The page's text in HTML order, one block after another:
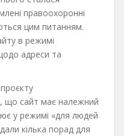
правоохоронні
цим питанням.
в режимі
адреси та
що сайт має належний
у режимі «для людей
кілька порад для